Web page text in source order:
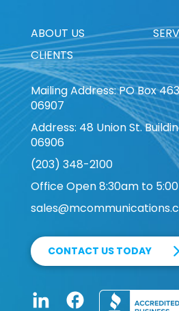
ABOUT US
CLIENTS
Mailing Address: PO Box
06907
Address: 48 Union St.
06906
(203) 348-2100
Office Open 8:30am to
CONTACT US TODAY